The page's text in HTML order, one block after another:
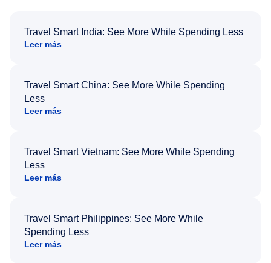
Travel Smart India: See More While Spending Less
Leer más
Travel Smart China: See More While Spending
Less
Leer más
Travel Smart Vietnam: See More While Spending
Less
Leer más
Travel Smart Philippines: See More While
Spending Less
Leer más